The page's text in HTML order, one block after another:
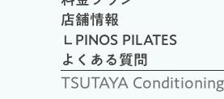
店舗情報
∟PINOS PILATES
よくある質問
TSUTAYA